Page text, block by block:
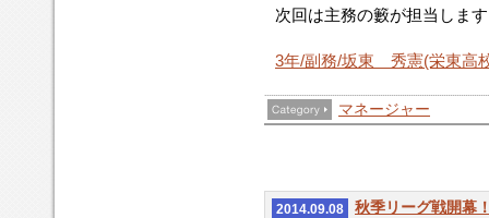
次回は主務の籔が担当しま
3年/副務/坂東 秀憲(栄東高
マネージャー
2014.09.08 秋季リーグ戦開幕